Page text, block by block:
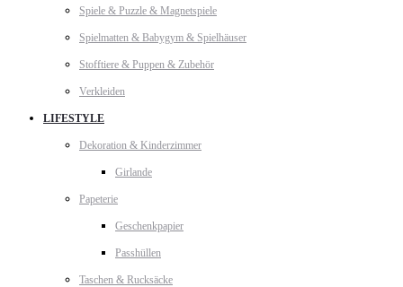
Spiele & Puzzle & Magnetspiele
Spielmatten & Babygym & Spielhäuser
Stofftiere & Puppen & Zubehör
Verkleiden
LIFESTYLE
Dekoration & Kinderzimmer
Girlande
Papeterie
Geschenkpapier
Passhüllen
Taschen & Rucksäcke